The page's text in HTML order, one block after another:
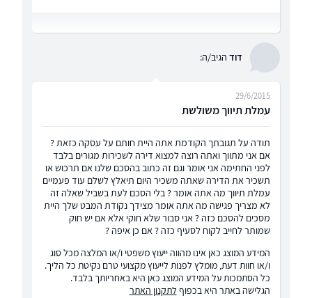
דוד הגיב/ה:
עמלת תיווך משולשת
29/6/2015
תודה על תגובתך הקודמת אתה היית חותם על עסקה כזאת ?
אם אני מתווך ואתה רוצה למצוא דירה לשכירות מגורים בלבד
לפני החתימה אני אומר וגם זה כתוב בהסכם שלנו אם תרכוש או
תשכיר את הדירה שאתה משכיר היום תיאלץ לשלם עוד פעמיים
עמלת תיווך מה אתה אומר ? בלי הסכם לעת בשביל שאלה זה
לא מצריך פגישה מה אתה אומר מצידך נקודת המבט שלך היית
מסכים להסכם כזה ? אני סבור שלא חוקי אלא אם יש חוק
שמותר לחייב לקוח לסעיף כזה ? אם כן איפה ?
המידע המוצג כאן אינו מהווה ייעוץ משפטי ו/או המלצה מכל סוג
ו/או חוות דעת, מומלץ לפנות לייעוץ מקצועי טרם נקיטת כל הליך.
כל הסתמכות על המידע המוצג כאן היא באחריותך בלבד.
הגלישה באתר היא בכפוף לתקנון האתר